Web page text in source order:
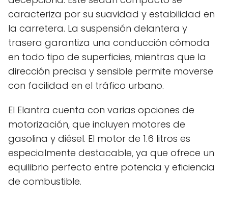
caracteriza por su suavidad y estabilidad en
la carretera. La suspensión delantera y
trasera garantiza una conducción cómoda
en todo tipo de superficies, mientras que la
dirección precisa y sensible permite moverse
con facilidad en el tráfico urbano.
El Elantra cuenta con varias opciones de
motorización, que incluyen motores de
gasolina y diésel. El motor de 1.6 litros es
especialmente destacable, ya que ofrece un
equilibrio perfecto entre potencia y eficiencia
de combustible.